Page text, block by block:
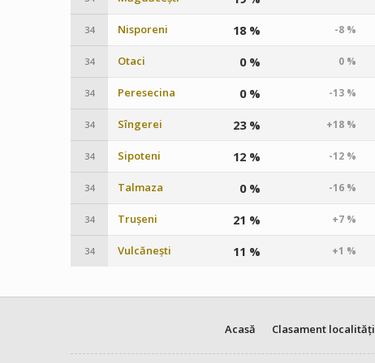
34 Nisporeni 18 % -8 %
34 Otaci 0 % 0 %
34 Peresecina 0 % -13 %
34 Sîngerei 23 % +18 %
34 Sipoteni 12 % -12 %
34 Talmaza 0 % -16 %
34 Trușeni 21 % +7 %
34 Vulcănești 11 % +1 %
Acasă Clasament localități